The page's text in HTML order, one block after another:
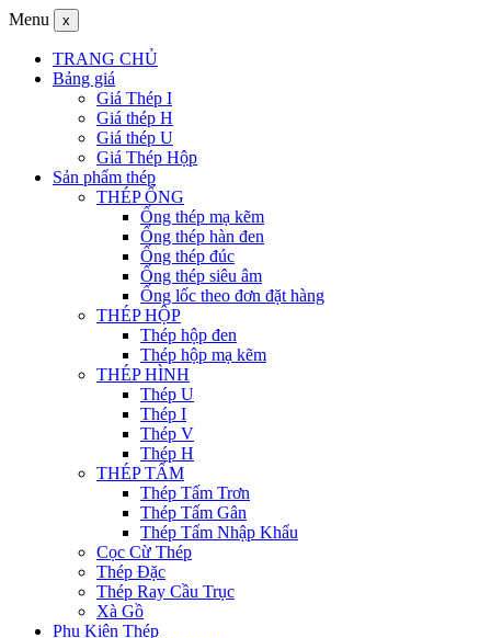
Menu x
TRANG CHỦ
Bảng giá
Giá Thép I
Giá thép H
Giá thép U
Giá Thép Hộp
Sản phẩm thép
THÉP ỐNG
Ống thép mạ kẽm
Ống thép hàn đen
Ống thép đúc
Ống thép siêu âm
Ống lốc theo đơn đặt hàng
THÉP HỘP
Thép hộp đen
Thép hộp mạ kẽm
THÉP HÌNH
Thép U
Thép I
Thép V
Thép H
THÉP TẤM
Thép Tấm Trơn
Thép Tấm Gân
Thép Tấm Nhập Khẩu
Cọc Cừ Thép
Thép Đặc
Thép Ray Cầu Trục
Xà Gồ
Phụ Kiện Thép